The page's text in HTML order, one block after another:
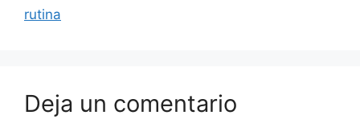
rutina
Deja un comentario